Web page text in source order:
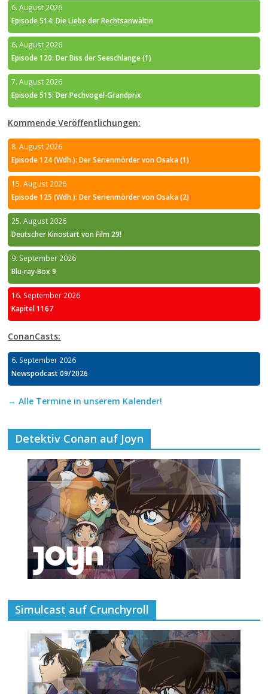
6. August 2026
Episode 514: Die Liebe der Rechtsanwältin
6. August 2026
Episode 120: Der Biss der Seeschlange (1)
7. August 2026
Episode 515: Der Pechvogel-Grandprix
Kommende Veröffentlichungen:
8. August 2026
Episode 124 (Wdh.): Der Serienmörder von Osaka (1)
15. August 2026
Episode 125 (Wdh.): Der Serienmörder von Osaka (2)
25. August 2026
Deutscher Kinostart von Film 29!
9. September 2026
Blu-ray-Box 9
16. September 2026
Kapitel 1167
ConanCasts:
6. September 2026
Newspodcast 09/2026
→ Alle Termine in unserem Kalender!
Detektiv Conan auf Joyn
Simulcast auf Crunchyroll